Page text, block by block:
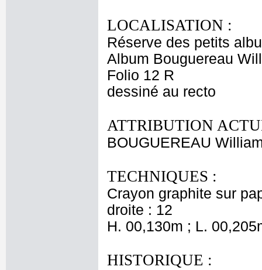
LOCALISATION :
Réserve des petits
Album Bouguereau
Folio 12 R
dessiné au recto
ATTRIBUTION
BOUGUEREAU
TECHNIQUES :
Crayon graphite sur
droite : 12
H. 00,130m ; L.
HISTORIQUE :